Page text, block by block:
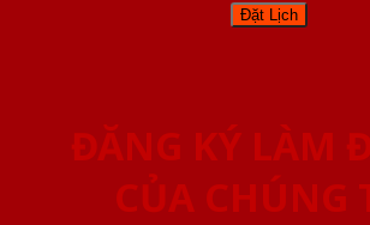
ĐĂNG KÝ LÀM
CỦA CHÚNG